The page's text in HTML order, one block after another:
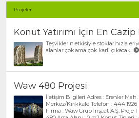
Projeler
Konut Yatırımı İçin En
Teşviklerin etkisiyle stoklar hızla
alanlar çok ama çok karlı çıkacak...
Waw 480 Projesi
İletişim Bilgileri Adres : Erenler
Merkez/Kırıkkale Telefon : 444 1926
Firma : Waw Grup İnşaat A.Ş. Proje